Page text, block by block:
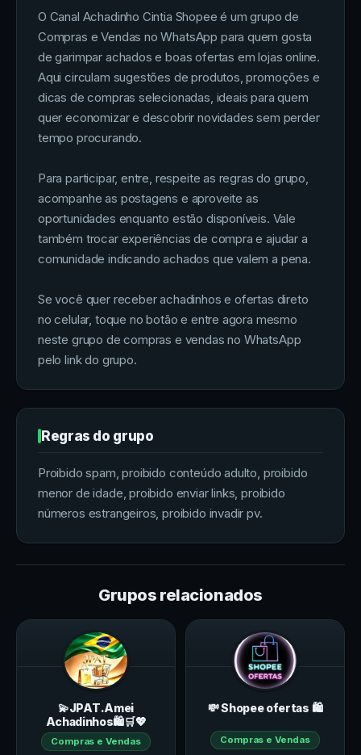
O Canal Achadinho Cintia Shopee é um grupo de
Compras e Vendas no WhatsApp para quem gosta
de garimpar achados e boas ofertas em lojas online.
Aqui circulam sugestões de produtos, promoções e
dicas de compras selecionadas, ideais para quem
quer economizar e descobrir novidades sem perder
tempo procurando.
Para participar, entre, respeite as regras do grupo,
acompanhe as postagens e aproveite as
oportunidades enquanto estão disponíveis. Vale
também trocar experiências de compra e ajudar a
comunidade indicando achados que valem a pena.
Se você quer receber achadinhos e ofertas direto
no celular, toque no botão e entre agora mesmo
neste grupo de compras e vendas no WhatsApp
pelo link do grupo.
Regras do grupo
Proibido spam, proibido conteúdo adulto, proibido
menor de idade, proibido enviar links, proibido
números estrangeiros, proibido invadir pv.
Grupos relacionados
💫JPAT.Amei
Achadinhos🛍🛒💖
Compras e Vendas
💸 Shopee ofertas 🛍️
Compras e Vendas